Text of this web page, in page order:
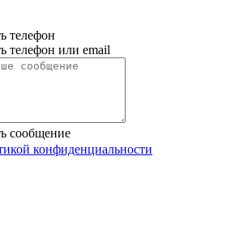
телефон
телефон или email
сообщение
конфиденциальности